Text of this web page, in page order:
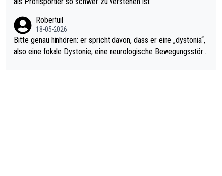
Robertuil
18-05-2026
Bitte genau hinhören: er spricht davon, dass er eine „dystonia“,
also eine fokale Dystonie, eine neurologische Bewegungsstöru